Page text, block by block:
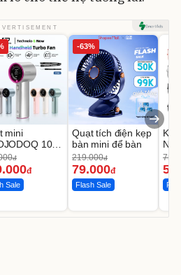
mini
100
gió cầm tay
đ
đ
Sale
-63%
Quạt tích điện kẹp
bàn mini để bàn
219.000đ
79.000đ
Flash Sale